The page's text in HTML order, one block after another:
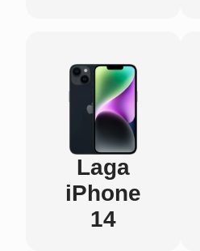
Laga
iPhone
14